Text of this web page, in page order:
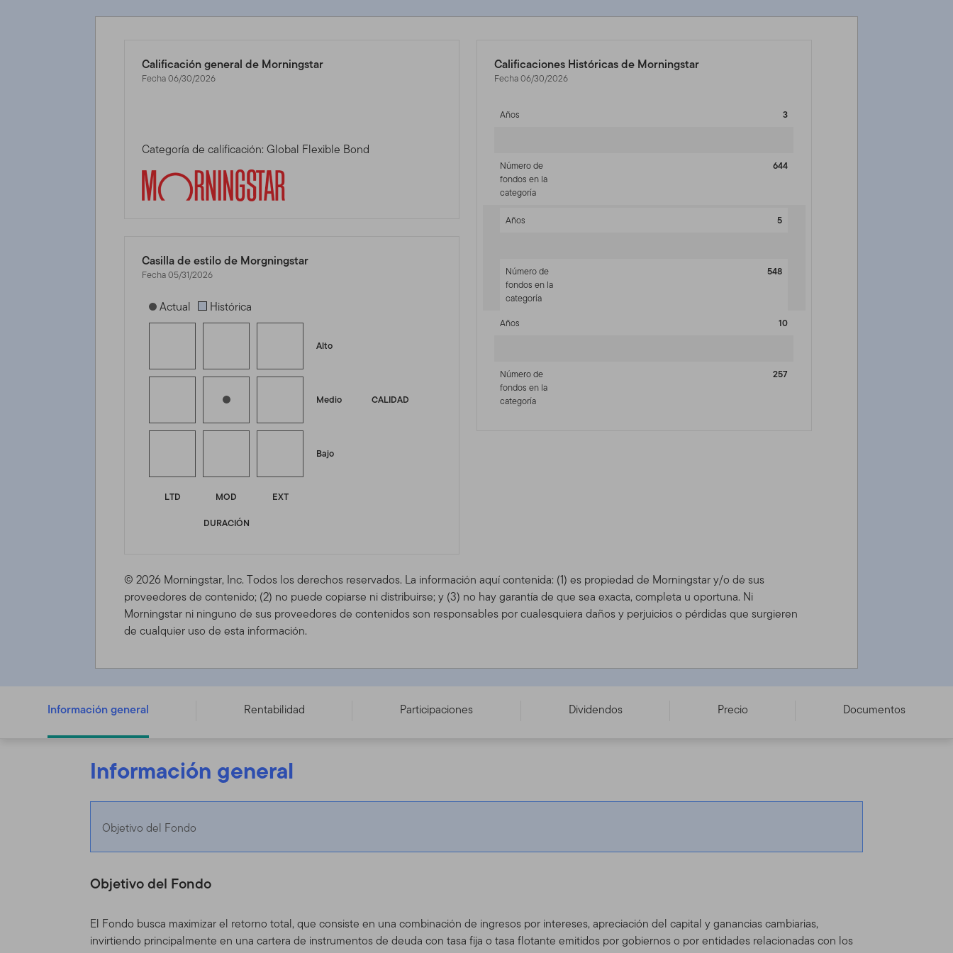
Calificación general de Morningstar
Fecha 06/30/2026
Categoría de calificación: Global Flexible Bond
Casilla de estilo de Morgningstar
Fecha 05/31/2026
[products.morningstar-stylebox-title-sr-fixed]
Actual Histórica
Alto
CALIDAD
Medio
Bajo
LTD MOD
EXT
DURACIÓN
Calificaciones Históricas de Morningstar
Fecha 06/30/2026
Años 3
Número de
fondos en la
categoría
644
Años 5
Número de
fondos en la
categoría
548
Años 10
Número de
fondos en la
categoría
257
© 2026 Morningstar, Inc. Todos los derechos reservados. La información aquí contenida: (1) es propiedad de Morningstar y/o de sus
proveedores de contenido; (2) no puede copiarse ni distribuirse; y (3) no hay garantía de que sea exacta, completa u oportuna. Ni
Morningstar ni ninguno de sus proveedores de contenidos son responsables por cualesquiera daños y perjuicios o pérdidas que surgieren
de cualquier uso de esta información.
Templeton Global Bond Fund - A (Mdis) EUR - LU0152981543
Información general Rentabilidad Participaciones Dividendos Precio Documentos
Información general
Objetivo del Fondo
Objetivo del Fondo
El Fondo busca maximizar el retorno total, que consiste en una combinación de ingresos por intereses, apreciación del capital y ganancias cambiarias,
invirtiendo principalmente en una cartera de instrumentos de deuda con tasa fija o tasa flotante emitidos por gobiernos o por entidades relacionadas con los